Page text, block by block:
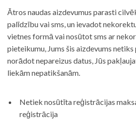
Ātros naudas aizdevumus parasti
palīdzību vai sms, un ievadot
vietnes formā vai nosūtot sms ar
pieteikumu, Jums šis aizdevums
norādot nepareizus datus, Jūs
liekām nepatikšanām.
Netiek nosūtīta reģistrācijas
reģistrācija